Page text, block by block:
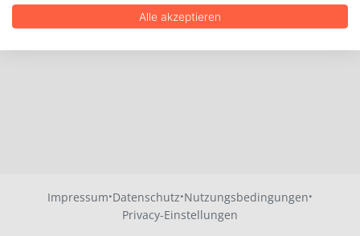
Impressum·Datenschutz·Nutzungsbedingungen·
Privacy-Einstellungen
Alle akzeptieren